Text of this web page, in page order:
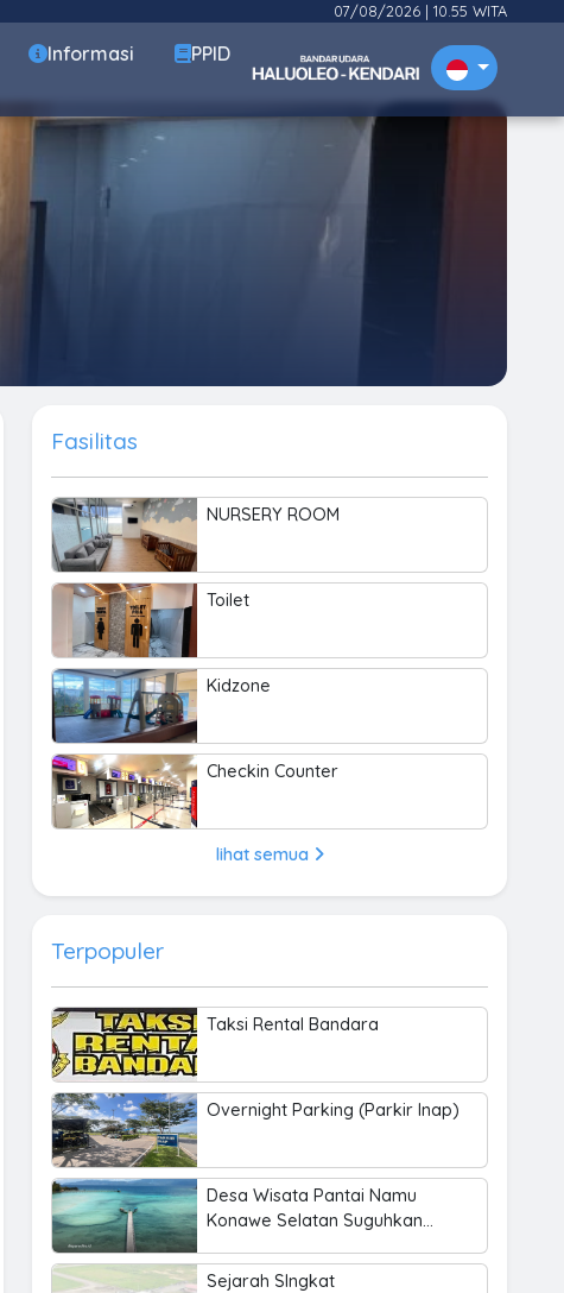
07/08/2026 | 10.55 WITA
Informasi PPID
Fasilitas
NURSERY ROOM
Toilet
Kidzone
Checkin Counter
lihat semua
Terpopuler
Taksi Rental Bandara
Overnight Parking (Parkir Inap)
Desa Wisata Pantai Namu
Konawe Selatan Suguhkan
Kearifan Lokal
Sejarah SIngkat